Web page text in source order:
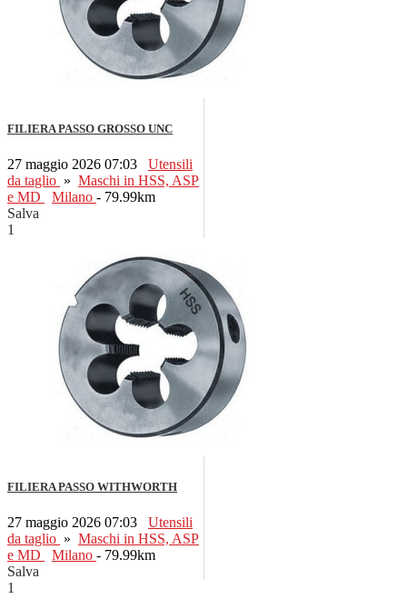
FILIERA PASSO GROSSO UNC
27 maggio 2026 07:03
Utensili
da taglio » Maschi in HSS, ASP
e MD
Milano - 79.99km
Salva
1
FILIERA PASSO WITHWORTH
27 maggio 2026 07:03
Utensili
da taglio » Maschi in HSS, ASP
e MD
Milano - 79.99km
Salva
1